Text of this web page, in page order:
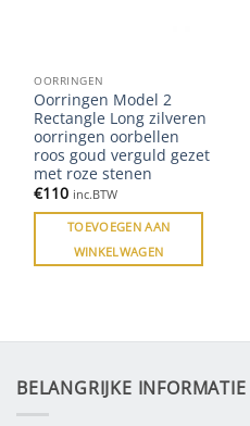
OORRINGEN
Oorringen Model 2
Rectangle Long zilveren
oorringen oorbellen
roos goud verguld gezet
met roze stenen
€110 inc.BTW
TOEVOEGEN AAN
WINKELWAGEN
BELANGRIJKE INFORMATIE